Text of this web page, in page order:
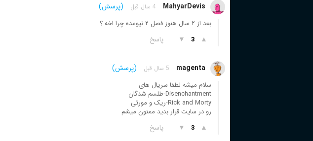
MahyarDevis 4 سال قبل (پرسش)
بعد از ۲ سال هنوز فصل ۲ نیومده چرا اخه ؟
▲
3
▼ پاسخ
magenta 5 سال قبل (پرسش)
سلام میشه لطفا سریال های
Disenchantment-طلسم شدگان
Rick and Morty-ریک و مورتی
رو در سایت قرار بدید ممنون میشم
▲
3
▼ پاسخ